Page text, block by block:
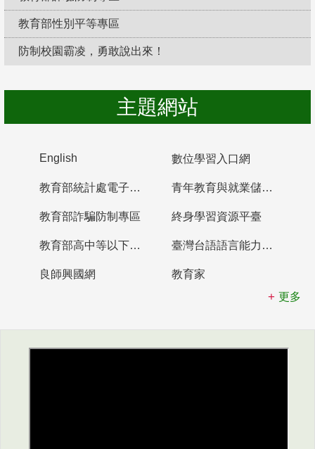
教育部性別平等專區
防制校園霸凌，勇敢說出來！
主題網站
English 數位學習入口網
教育部統計處電子書櫃 青年教育與就業儲蓄帳戶
教育部詐騙防制專區 終身學習資源平臺
教育部高中等以下學校及幼兒園教師資格檢定考試 臺灣台語語言能力認證網站
良師興國網
教育家
更多